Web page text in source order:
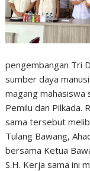
pengembangan Tri
sumber daya
magang
Pemilu dan Pilkada.
sama tersebut
Tulang Bawang,
bersama Ketua
S.H. Kerja sama ini